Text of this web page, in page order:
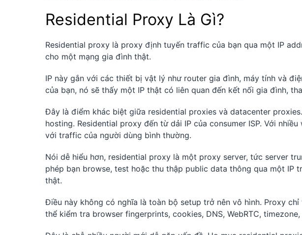
Residential Proxy Là Gì?
Residential proxy là proxy định tuyến traffic của bạn qua một IP
cho một mạng gia đình thật.
IP này gắn với các thiết bị vật lý như router gia đình, máy tính và
của bạn, nó sẽ thấy một IP thật có liên quan đến kết nối gia đình,
Đây là điểm khác biệt giữa residential proxies và datacenter
hosting. Residential proxy đến từ dải IP của consumer ISP. Với
với traffic của người dùng bình thường.
Nói dễ hiểu hơn, residential proxy là một proxy server, tức server
phép bạn browse, test hoặc thu thập public data thông qua một IP
thật.
Điều này không có nghĩa là toàn bộ setup trở nên vô hình. Proxy
thể kiểm tra browser fingerprints, cookies, DNS, WebRTC,